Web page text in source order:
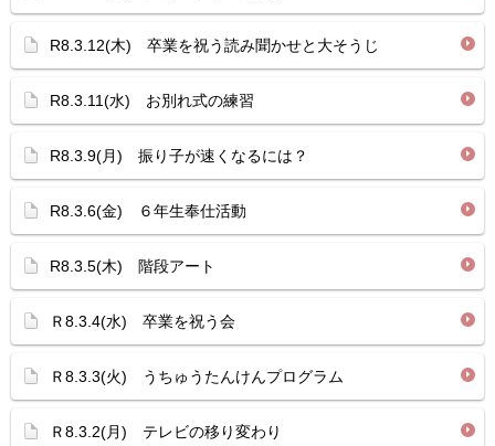
R8.3.12(木) 卒業を祝う読み聞かせと大そうじ
R8.3.11(水) お別れ式の練習
R8.3.9(月) 振り子が速くなるには？
R8.3.6(金) ６年生奉仕活動
R8.3.5(木) 階段アート
Ｒ8.3.4(水) 卒業を祝う会
Ｒ8.3.3(火) うちゅうたんけんプログラム
Ｒ8.3.2(月) テレビの移り変わり